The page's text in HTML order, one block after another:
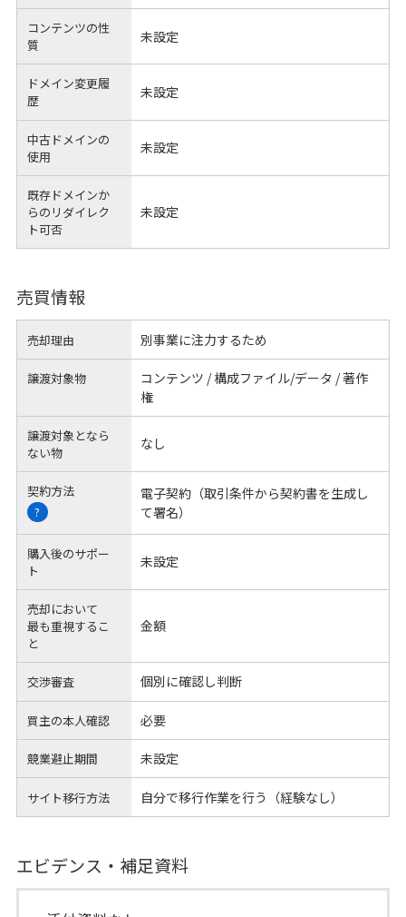
コンテンツの性
質
未設定
ドメイン変更履
歴
未設定
中古ドメインの
使用
未設定
既存ドメインか
らのリダイレク
ト可否
未設定
売買情報
売却理由 別事業に注力するため
譲渡対象物
コンテンツ / 構成ファイル/データ / 著作
権
譲渡対象となら
ない物
なし
契約方法
?
電子契約（取引条件から契約書を生成し
て署名）
購入後のサポー
ト
未設定
売却において
最も重視するこ
と
金額
交渉審査 個別に確認し判断
買主の本人確認 必要
競業避止期間 未設定
サイト移行方法 自分で移行作業を行う（経験なし）
エビデンス・補足資料